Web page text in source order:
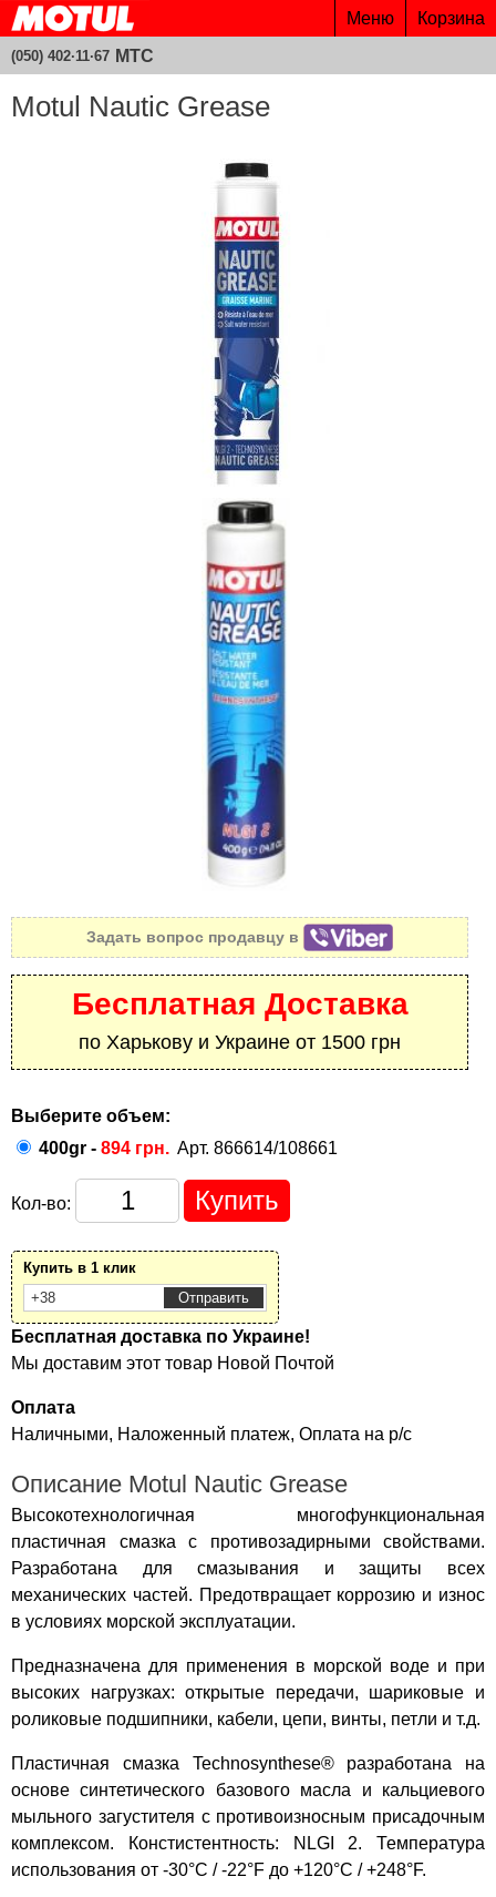
Motul Nautic Grease
Задать вопрос продавцу в
Бесплатная Доставка
по Харькову и Украине от 1500 грн
Выберите объем:
400gr - 894 грн. Арт. 866614/108661
Кол-во:
Купить в 1 клик
Бесплатная доставка по Украине!
Мы доставим этот товар Новой Почтой
Оплата
Наличными, Наложенный платеж, Оплата на р/с
Описание Motul Nautic Grease
Высокотехнологичная многофункциональная
пластичная смазка с противозадирными свойствами.
Разработана для смазывания и защиты всех
механических частей. Предотвращает коррозию и износ
в условиях морской эксплуатации.
Предназначена для применения в морской воде и при
высоких нагрузках: открытые передачи, шариковые и
роликовые подшипники, кабели, цепи, винты, петли и т.д.
Пластичная смазка Technosynthese® разработана на
основе синтетического базового масла и кальциевого
мыльного загустителя с противоизносным присадочным
комплексом. Констистентность: NLGI 2. Температура
использования от -30°C / -22°F до +120°C / +248°F.
Меню Корзина
(050) 402·11·67 МТС